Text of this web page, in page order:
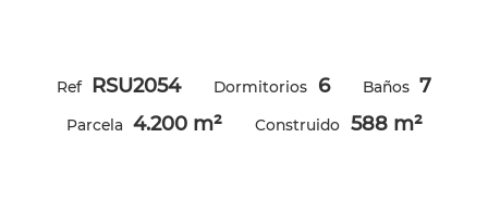
Ref RSU2054 Dormitorios 6 Baños 7
Parcela 4.200 m² Construido 588 m²